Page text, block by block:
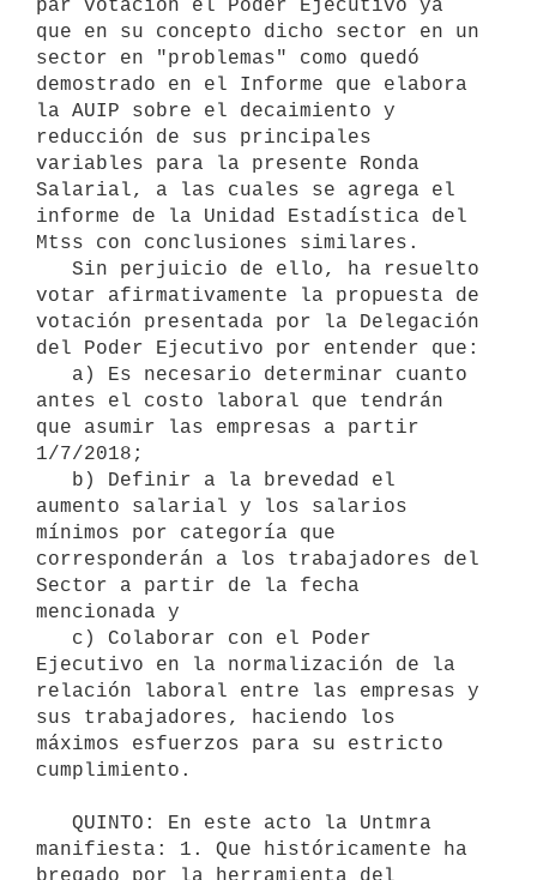
par votación el Poder Ejecutivo ya
que en su concepto dicho sector en un
sector en "problemas" como quedó
demostrado en el Informe que elabora
la AUIP sobre el decaimiento y
reducción de sus principales
variables para la presente Ronda
Salarial, a las cuales se agrega el
informe de la Unidad Estadística del
Mtss con conclusiones similares.
votar afirmativamente la propuesta de
votación presentada por la Delegación
del Poder Ejecutivo por entender que:
antes el costo laboral que tendrán
que asumir las empresas a partir
1/7/2018;
aumento salarial y los salarios
mínimos por categoría que
corresponderán a los trabajadores del
Sector a partir de la fecha
mencionada y
Ejecutivo en la normalización de la
relación laboral entre las empresas y
sus trabajadores, haciendo los
máximos esfuerzos para su estricto
cumplimiento.
manifiesta: 1. Que históricamente ha